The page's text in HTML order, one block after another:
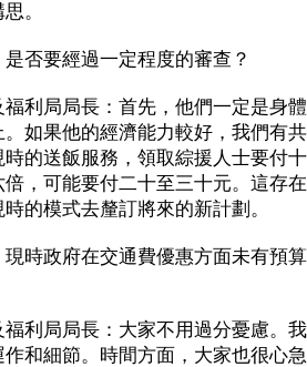
。
是否要經過一定程度的審查？
福利局局長：首先，他們一定是身
。如果他的經濟能力較好，我們有
時的送飯服務，領取綜援人士要付
倍，可能要付二十至三十元。這存
的模式去釐訂將來的新計劃。
現時政府在交通費優惠方面未有預
福利局局長：大家不用過分憂慮。
作和細節。時間方面，大家也很心